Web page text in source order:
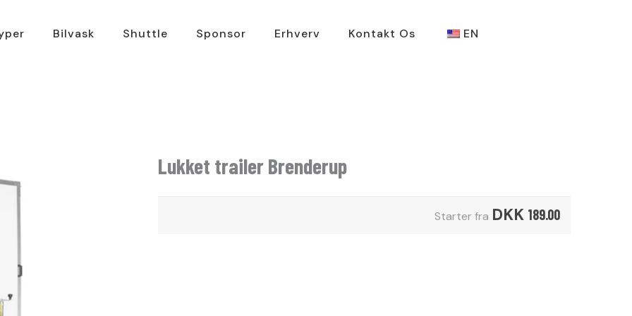
Bilvask Shuttle Sponsor Erhverv Kontakt Os EN
Lukket trailer Brenderup
Starter fra DKK 189.00